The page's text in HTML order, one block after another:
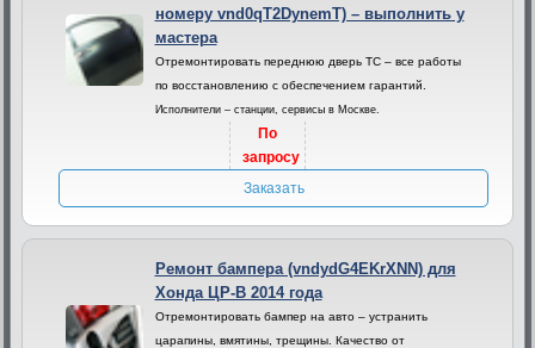
номеру vnd0qT2DynemT) – выполнить у
мастера
Отремонтировать переднюю дверь ТС – все работы
по восстановлению с обеспечением гарантий.
Исполнители – станции, сервисы в Москве.
По
запросу
Заказать
Ремонт бампера (vndydG4EKrXNN) для
Хонда ЦР-В 2014 года
Отремонтировать бампер на авто – устранить
царапины, вмятины, трещины. Качество от